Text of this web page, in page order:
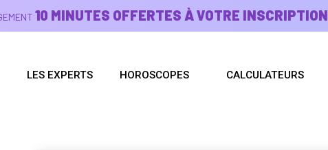
10 MINUTES OFFERTES À VOTRE INSCRIPTION
LES EXPERTS HOROSCOPES CALCULATEURS